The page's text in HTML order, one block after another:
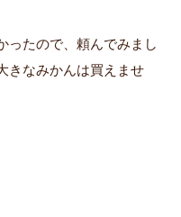
ったので、頼んでみまし
きなみかんは買えませ